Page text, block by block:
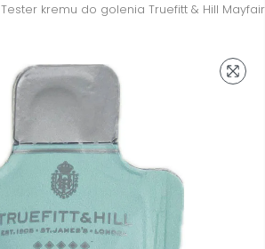
Tester kremu do golenia Truefitt & Hill Mayfair